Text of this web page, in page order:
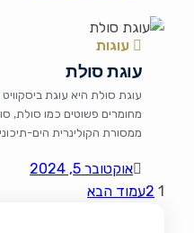
עוגות
עוגת סולת
עוגת סולת היא עוגת
מחומרים פשוטים כמו סולת,
ממסורת הקולינרית הים-
סירופים מתוקים, והיא
אוקטובר 5, 2024
1
2עמוד הבא